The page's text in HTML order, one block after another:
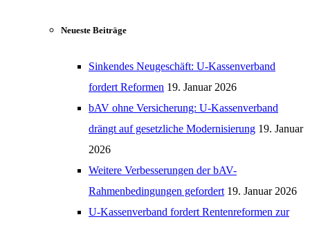
Neueste Beiträge
Sinkendes Neugeschäft: U-Kassenverband
fordert Reformen 19. Januar 2026
bAV ohne Versicherung: U-Kassenverband
drängt auf gesetzliche Modernisierung 19. Januar
2026
Weitere Verbesserungen der bAV-
Rahmenbedingungen gefordert 19. Januar 2026
U-Kassenverband fordert Rentenreformen zur